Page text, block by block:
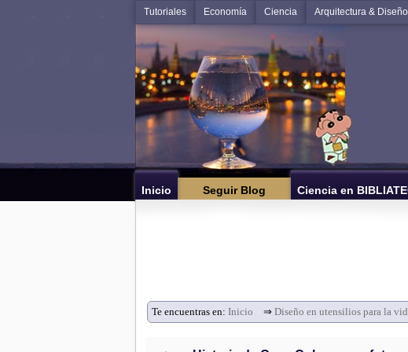
Tutoriales Economía Ciencia Arquitectura & Diseño
Inicio Seguir Blog Ciencia en
Te encuentras en: Inicio ⇒ Diseño en utensilios para la